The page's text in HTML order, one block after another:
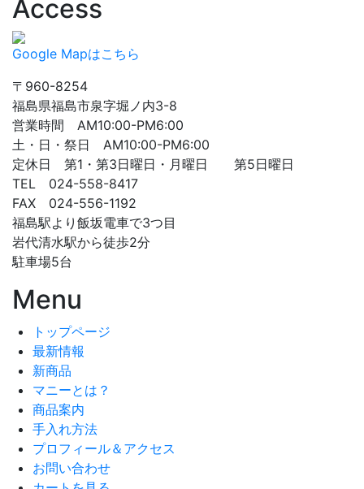
Access
Google Mapはこちら
〒960-8254
福島県福島市泉字堀ノ内3-8
営業時間 AM10:00-PM6:00
土・日・祭日 AM10:00-PM6:00
定休日 第1・第3日曜日・月曜日 第5日曜日
TEL 024-558-8417
FAX 024-556-1192
福島駅より飯坂電車で3つ目
岩代清水駅から徒歩2分
駐車場5台
Menu
トップページ
最新情報
新商品
マニーとは？
商品案内
手入れ方法
プロフィール＆アクセス
お問い合わせ